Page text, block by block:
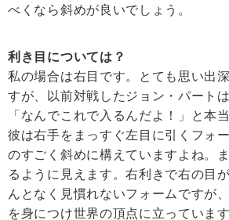
べくなら斜めが良いでしょう。
利き目については？
私の場合は右目です。とても思い出
すが、以前対戦したジョン・パート
「なんでこれで入るんだよ！」と本
彼は右手をまっすぐ左目に引くフォ
のすごく斜めに構えていますよね。
るように見えます。右利きで右の目
んとなく見慣れないフォームですが
を身につけ世界の頂点に立っていま